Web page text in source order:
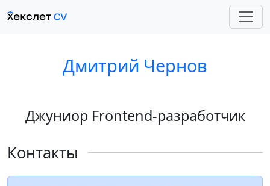
Дмитрий Чернов
Джуниор Frontend-разработчик
Контакты